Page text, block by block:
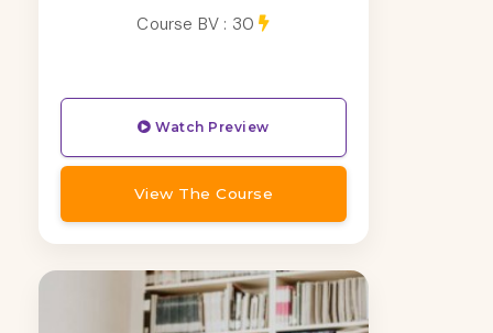
Course BV : 30
Watch Preview
View The Course